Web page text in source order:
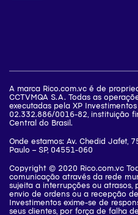
A marca Rico.com.vc é de
CCTVMQA S.A. Todas as
executadas pela XP
02.332.886/0016-82, instituição
Central do Brasil.
Onde estamos: Av. Chedid Jafet,
Paulo – SP, 04551-060
Copyright © 2020 Rico.com.vc
comunicação através da rede
sujeita a interrupções ou
envio de ordens ou a recepção
Investimentos exime-se de
seus clientes, por força de falha